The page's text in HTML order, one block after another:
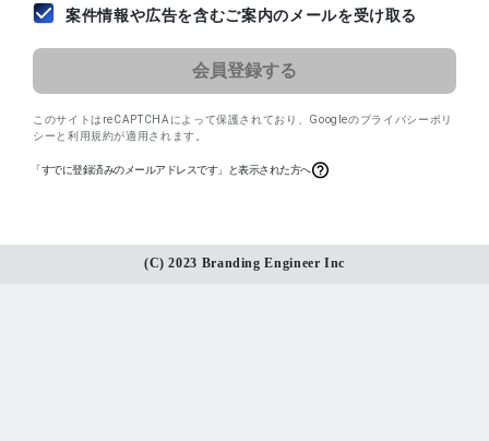
案件情報や広告を含むご案内のメールを受け取る
このサイトはreCAPTCHAによって保護されており、 Googleのプライバシーポリ
シー と 利用規約が適用されます。
「すでに登録済みのメールアドレスです」と表示された方へ
(C) 2023 Branding Engineer Inc